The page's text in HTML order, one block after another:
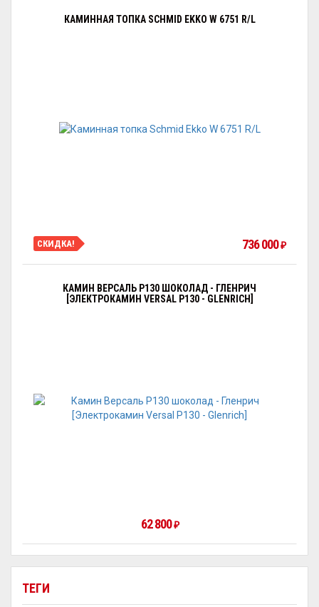
ТЕГИ
КАМИННАЯ ТОПКА SCHMID EKKO W 6751 R/L
СКИДКА! 736 000₽
КАМИН ВЕРСАЛЬ P130 ШОКОЛАД - ГЛЕНРИЧ
[ЭЛЕКТРОКАМИН VERSAL P130 - GLENRICH]
62 800₽